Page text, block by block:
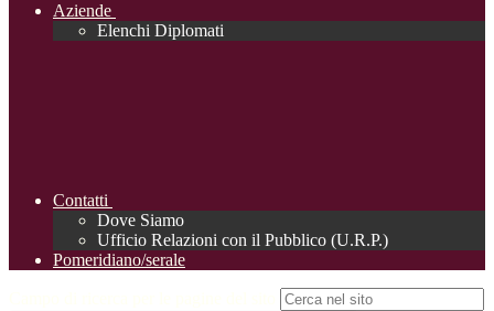
Aziende
Elenchi Diplomati
Contatti
Dove Siamo
Ufficio Relazioni con il Pubblico (U.R.P.)
Pomeridiano/serale